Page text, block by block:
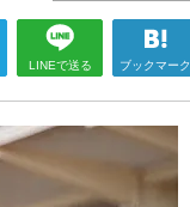
LINEで送る ブックマーク